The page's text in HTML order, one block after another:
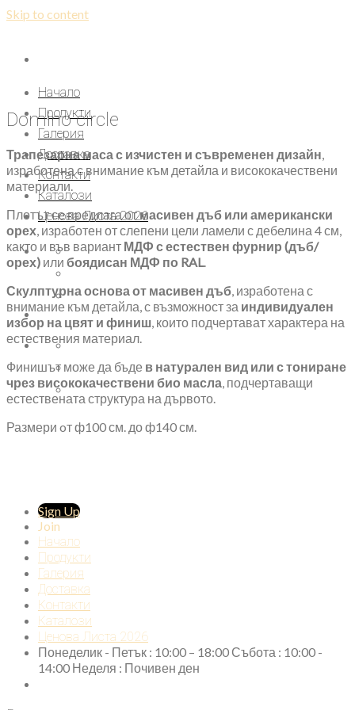
Skip to content
Начало
Продукти
Галерия
Доставка
Контакти
Каталози
Ценова Листа 2026
Domino circle
Трапезарна маса с изчистен и съвременен дизайн,
изработена с внимание към детайла и висококачествени
материали.
Плотът се предлага отмасивен дъб или американски
орех, изработен от слепени цели ламели с дебелина 4 см,
както и във вариант МДФ с естествен фурнир (дъб/
орех) или боядисан МДФ по RAL.
Скулптурна основа от масивен дъб, изработена с
внимание към детайла, с възможност за индивидуален
избор на цвят и финиш, които подчертават характера на
естествения материал.
Финишът може да бъде в натурален вид или с тониране
чрез висококачествени био масла, подчертаващи
естествената структура на дървото.
Размери oт ф100 см. до ф140 см.
Sign Up
Join
Начало
Продукти
Галерия
Доставка
Контакти
Каталози
Ценова Листа 2026
Понеделик - Петък : 10:00 – 18:00 Събота : 10:00 -
14:00 Неделя : Почивен ден